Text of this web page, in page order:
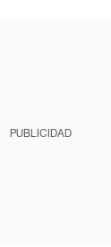
PUBLICIDAD